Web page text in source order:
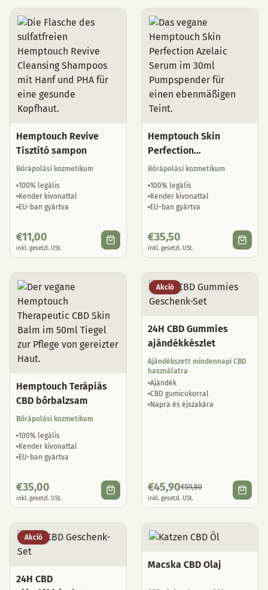
Hemptouch Revive
Tisztító sampon
Bőrápolási kozmetikum
100% legális
Kender kivonattal
EU-ban gyártva
€11,00
inkl. gesetzl. USt.
Hemptouch Skin
Perfection
Azelainsavas szérum
Bőrápolási kozmetikum
100% legális
Kender kivonattal
EU-ban gyártva
€35,50
inkl. gesetzl. USt.
Hemptouch Terápiás
CBD bőrbalzsam
Bőrápolási kozmetikum
100% legális
Kender kivonattal
EU-ban gyártva
€35,00
inkl. gesetzl. USt.
Akció
24H CBD Gummies
ajándékkészlet
Ajándékszett mindennapi CBD
használatra
Ajándék
CBD gumicukorral
Napra és éjszakára
€45,90€59,80
inkl. gesetzl. USt.
Akció
24H CBD
Macska CBD Olaj